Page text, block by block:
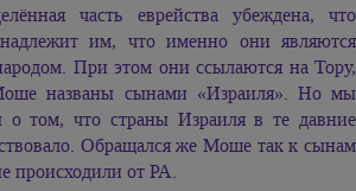
часть еврейства убеждена, что
им, что именно они являются
При этом они ссылаются на Тору,
названы сынами «Израиля». Но мы
о том, что страны Израиля в те давние
Обращался же Моше так к сынам
происходили от РА.